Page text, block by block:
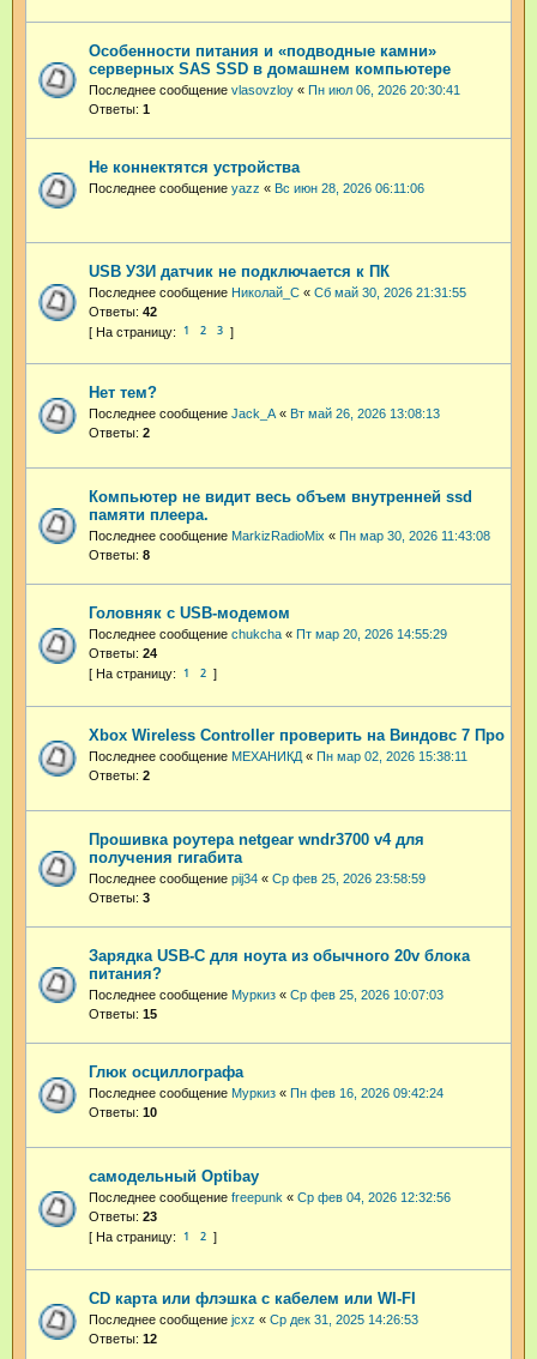
Особенности питания и «подводные камни»
серверных SAS SSD в домашнем компьютере
Последнее сообщение vlasovzloy « Пн июл 06, 2026 20:30:41
Ответы: 1
Не коннектятся устройства
Последнее сообщение yazz « Вс июн 28, 2026 06:11:06
USB УЗИ датчик не подключается к ПК
Последнее сообщение Николай_С « Сб май 30, 2026 21:31:55
Ответы: 42
1 2 3
Нет тем?
Последнее сообщение Jack_A « Вт май 26, 2026 13:08:13
Ответы: 2
Компьютер не видит весь объем внутренней ssd
памяти плеера.
Последнее сообщение MarkizRadioMix « Пн мар 30, 2026 11:43:08
Ответы: 8
Головняк с USB-модемом
Последнее сообщение chukcha « Пт мар 20, 2026 14:55:29
Ответы: 24
1 2
Xbox Wireless Controller проверить на Виндовс 7 Про
Последнее сообщение МЕХАНИКД « Пн мар 02, 2026 15:38:11
Ответы: 2
Прошивка роутера netgear wndr3700 v4 для
получения гигабита
Последнее сообщение pij34 « Ср фев 25, 2026 23:58:59
Ответы: 3
Зарядка USB-C для ноута из обычного 20v блока
питания?
Последнее сообщение Муркиз « Ср фев 25, 2026 10:07:03
Ответы: 15
Глюк осциллографа
Последнее сообщение Муркиз « Пн фев 16, 2026 09:42:24
Ответы: 10
самодельный Optibay
Последнее сообщение freepunk « Ср фев 04, 2026 12:32:56
Ответы: 23
1 2
CD карта или флэшка с кабелем или WI-FI
Последнее сообщение jcxz « Ср дек 31, 2025 14:26:53
Ответы: 12